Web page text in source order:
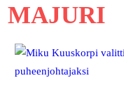
MAJURI